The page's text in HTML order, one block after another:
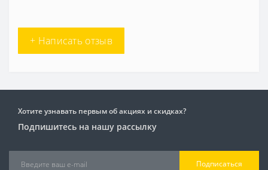
+ Написать отзыв
Хотите узнавать первым об акциях и скидках?
Подпишитесь на нашу рассылку
Подписаться